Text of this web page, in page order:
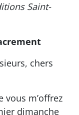
Saint-
chers
vous m’offrez
dimanche